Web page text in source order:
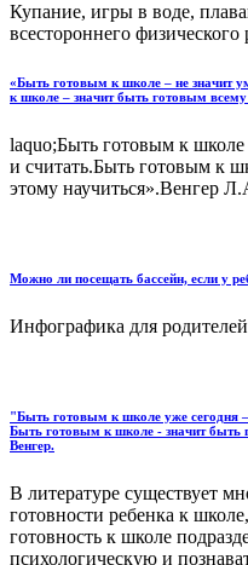
Купание, игры в воде,
всестороннего физического
«Быть готовым к школе – не значит
к школе – значит быть готовым
laquo;Быть готовым к школе
и считать.Быть готовым к
этому научиться».Венгер
Можно ли посещать бассейн, если у
Инфографика для
"Быть готовым к школе уже сегодня
Быть готовым к школе - значит быть
Венгер.
В литературе существует
готовности ребенка к
готовность к школе
психологическую и